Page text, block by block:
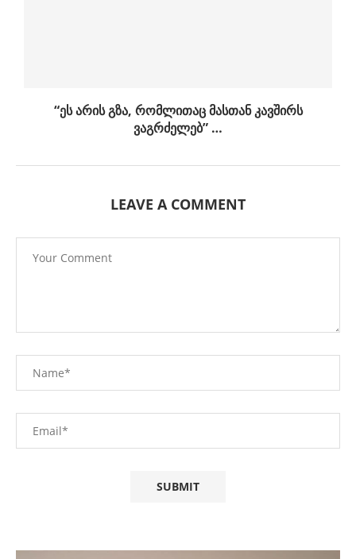
“ეს არის გზა, რომლითაც მასთან კავშირს
ვაგრძელებ” …
LEAVE A COMMENT